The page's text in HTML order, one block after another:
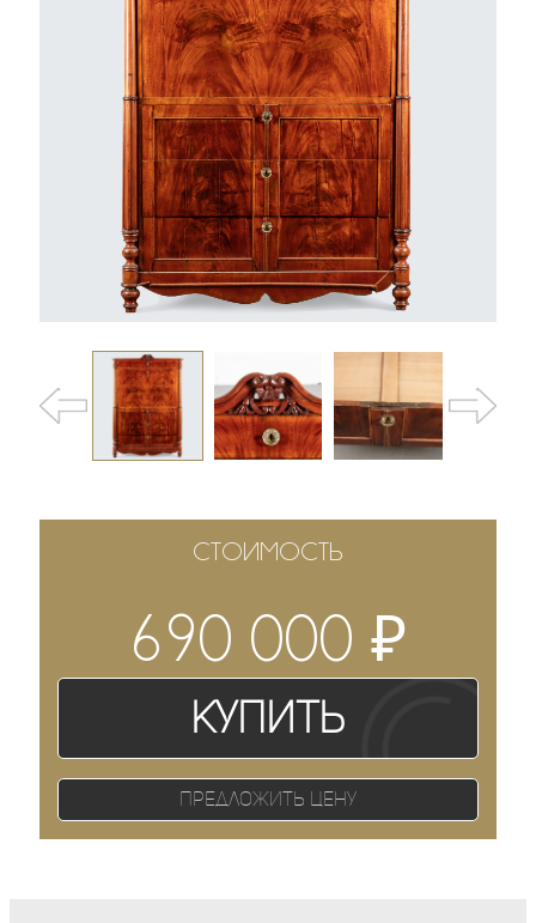
СТОИМОСТЬ
690 000 ₽
Купить
Предложить цену